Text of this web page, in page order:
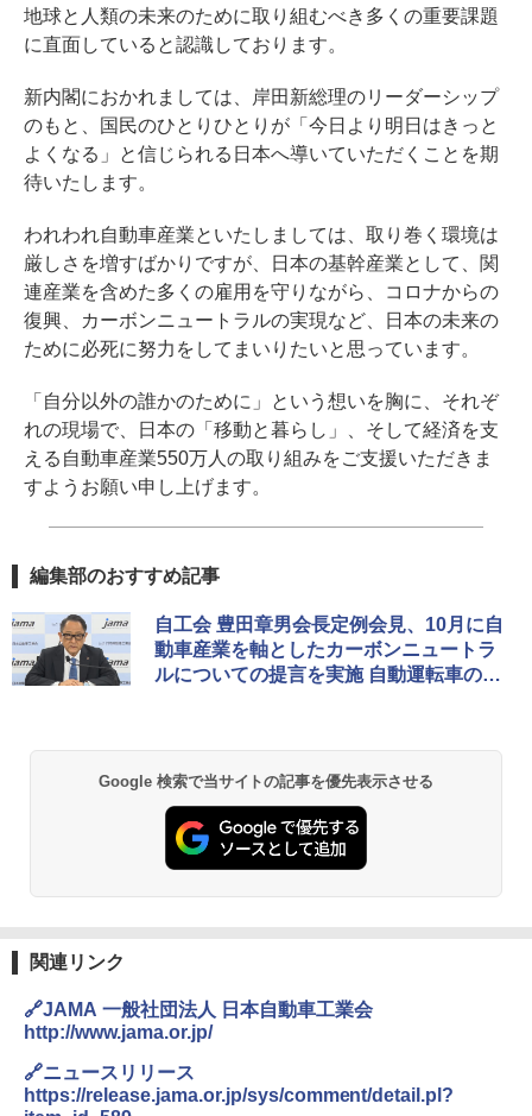
地球と人類の未来のために取り組むべき多くの重要課題
に直面していると認識しております。
新内閣におかれましては、岸田新総理のリーダーシップ
のもと、国民のひとりひとりが「今日より明日はきっと
よくなる」と信じられる日本へ導いていただくことを期
待いたします。
われわれ自動車産業といたしましては、取り巻く環境は
厳しさを増すばかりですが、日本の基幹産業として、関
連産業を含めた多くの雇用を守りながら、コロナからの
復興、カーボンニュートラルの実現など、日本の未来の
ために必死に努力をしてまいりたいと思っています。
「自分以外の誰かのために」という想いを胸に、それぞ
れの現場で、日本の「移動と暮らし」、そして経済を支
える自動車産業550万人の取り組みをご支援いただきま
すようお願い申し上げます。
編集部のおすすめ記事
自工会 豊田章男会長定例会見、10月に自
動車産業を軸としたカーボンニュートラ
ルについての提言を実施 自動運転車の接
Google 検索で当サイトの記事を優先表示させる
関連リンク
🔗JAMA 一般社団法人 日本自動車工業会
http://www.jama.or.jp/
🔗ニュースリリース
https://release.jama.or.jp/sys/comment/detail.pl?